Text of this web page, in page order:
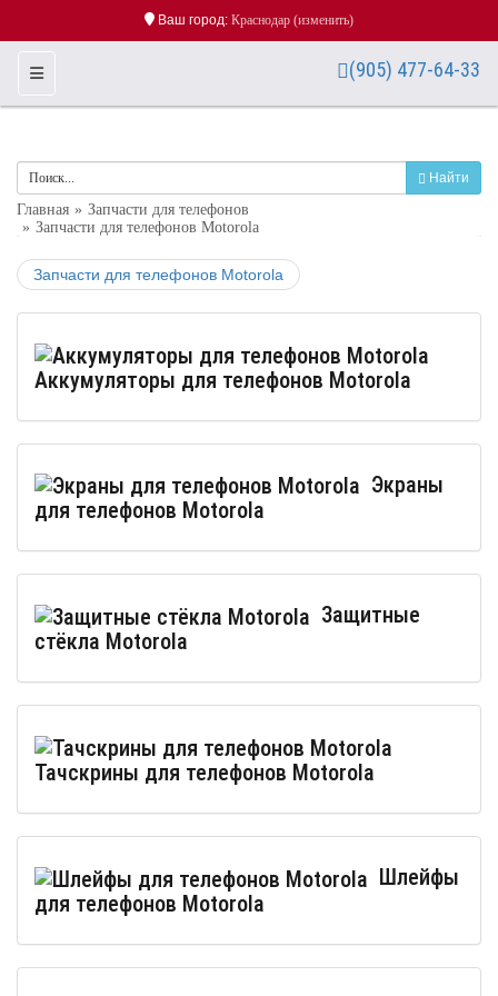
Ваш город: Краснодар (изменить)
(905) 477-64-33
Toggle Navigation
Найти
Главная
Запчасти для телефонов
Запчасти для телефонов Motorola
Запчасти для телефонов Motorola
Аккумуляторы для телефонов Motorola
Экраны
для телефонов Motorola
Защитные
стёкла Motorola
Тачскрины для телефонов Motorola
Шлейфы
для телефонов Motorola